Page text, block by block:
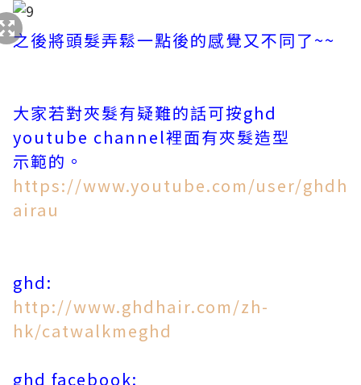
之後將頭髮弄鬆一點後的感覺又不同了~~
大家若對夾髮有疑難的話可按ghd
youtube channel裡面有夾髮造型
示範的。
https://www.youtube.com/user/ghdh
airau
ghd:
http://www.ghdhair.com/zh-
hk/catwalkmeghd
ghd facebook: